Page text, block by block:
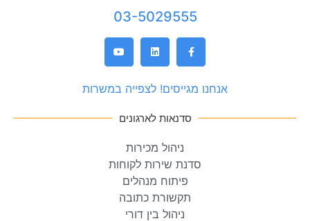
03-5029555
אנחנו מגייסים! לצפייה במשרות
סדנאות לארגונים
ניהול מכירות
סדנת שירות לקוחות
פיתוח מנהלים
תקשורת כתובה
ניהול בין דורי